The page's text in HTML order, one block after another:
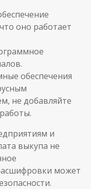
оно работает
обеспечения
не добавляйте
и
выкупа не
может